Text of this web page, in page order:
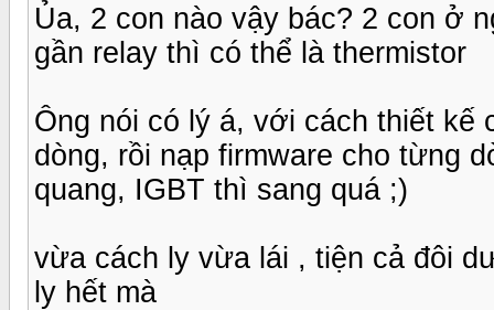
Ủa, 2 con nào vậy bác? 2 con ở
gần relay thì có thể là thermistor
Ông nói có lý á, với cách thiết kế
dòng, rồi nạp firmware cho từng
quang, IGBT thì sang quá ;)
vừa cách ly vừa lái , tiện cả đôi
ly hết mà